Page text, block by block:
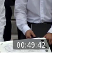
2025/10/10【萬
物讚頌頌歌 – 太
陽與生態音樂
00:49:42